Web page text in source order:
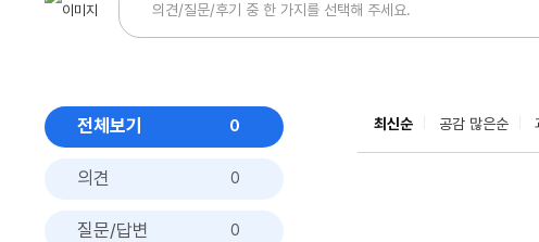
전체보기 0
의견 0
질문/답변 0
최신순 공감 많은순